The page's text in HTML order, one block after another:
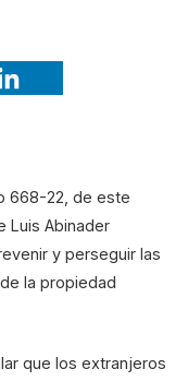
668-22, de este
Luis Abinader
y perseguir las
la propiedad
que los extranjeros